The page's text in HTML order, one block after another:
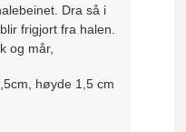
Dra så i
frigjort fra halen.
og mår,
høyde 1,5 cm